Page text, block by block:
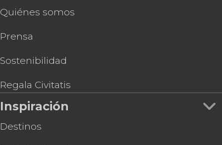
Quiénes somos
Prensa
Sostenibilidad
Regala Civitatis
Inspiración
Destinos